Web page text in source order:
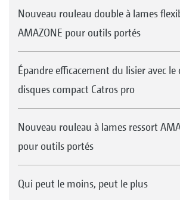
Nouveau rouleau double à lames
AMAZONE pour outils portés
Épandre efficacement du lisier avec
disques compact Catros pro
Nouveau rouleau à lames ressort
pour outils portés
Qui peut le moins, peut le plus